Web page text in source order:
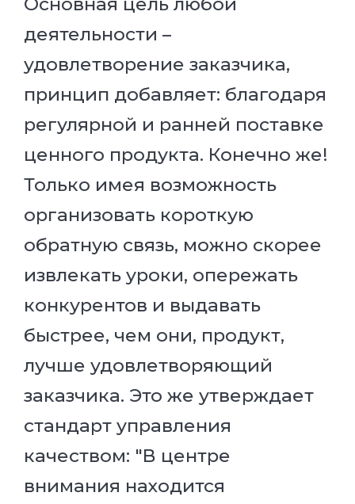
деятельности –
удовлетворение заказчика,
принцип добавляет: благодаря
регулярной и ранней поставке
ценного продукта. Конечно же!
Только имея возможность
организовать короткую
обратную связь, можно скорее
извлекать уроки, опережать
конкурентов и выдавать
быстрее, чем они, продукт,
лучше удовлетворяющий
заказчика. Это же утверждает
стандарт управления
качеством: "В центре
внимания находится